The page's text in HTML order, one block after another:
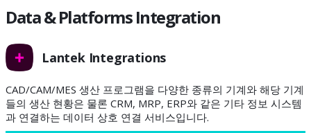
Data & Platforms Integration
Lantek Integrations
CAD/CAM/MES 생산 프로그램을 다양한 종류의 기계와 해당 기계
들의 생산 현황은 물론 CRM, MRP, ERP와 같은 기타 정보 시스템
과 연결하는 데이터 상호 연결 서비스입니다.